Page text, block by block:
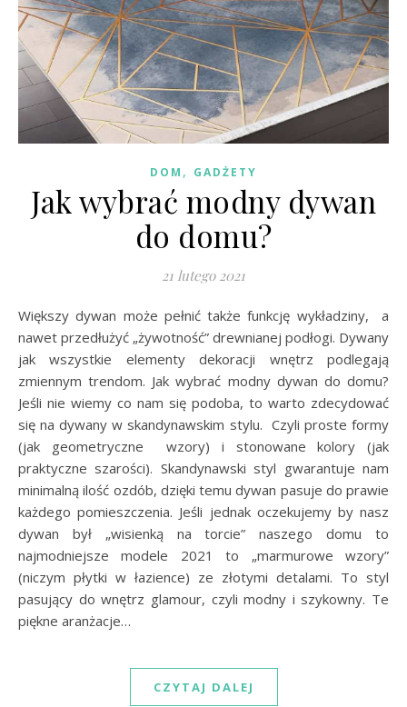
DOM , GADŻETY
Jak wybrać modny dywan
do domu?
21 lutego 2021
Większy dywan może pełnić także funkcję wykładziny, a
nawet przedłużyć „żywotność” drewnianej podłogi. Dywany
jak wszystkie elementy dekoracji wnętrz podlegają
zmiennym trendom. Jak wybrać modny dywan do domu?
Jeśli nie wiemy co nam się podoba, to warto zdecydować
się na dywany w skandynawskim stylu. Czyli proste formy
(jak geometryczne wzory) i stonowane kolory (jak
praktyczne szarości). Skandynawski styl gwarantuje nam
minimalną ilość ozdób, dzięki temu dywan pasuje do prawie
każdego pomieszczenia. Jeśli jednak oczekujemy by nasz
dywan był „wisienką na torcie” naszego domu to
najmodniejsze modele 2021 to „marmurowe wzory”
(niczym płytki w łazience) ze złotymi detalami. To styl
pasujący do wnętrz glamour, czyli modny i szykowny. Te
piękne aranżacje…
CZYTAJ DALEJ